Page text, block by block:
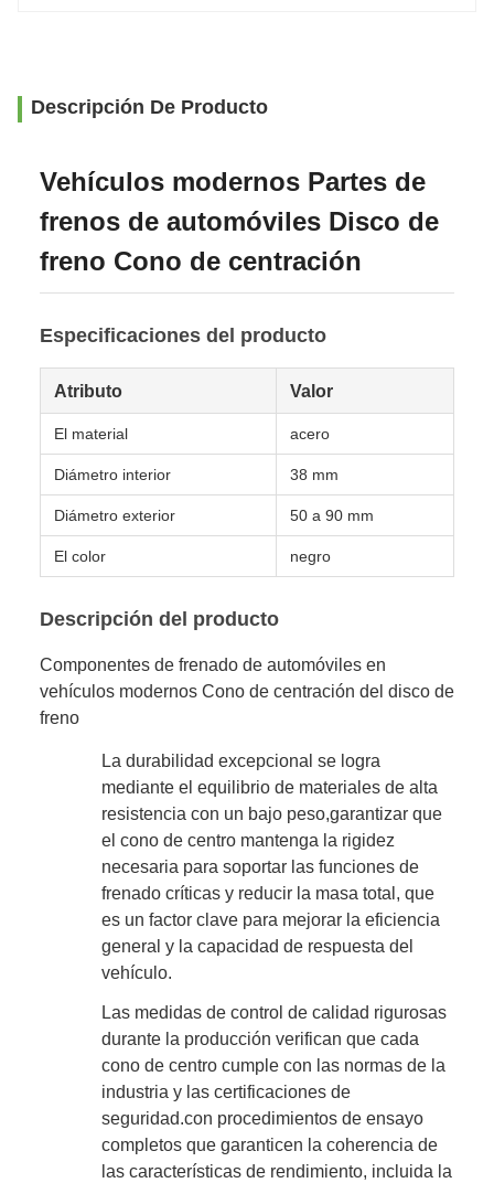
Descripción De Producto
Vehículos modernos Partes de
frenos de automóviles Disco de
freno Cono de centración
Especificaciones del producto
Atributo Valor
El material acero
Diámetro interior 38 mm
Diámetro exterior 50 a 90 mm
El color negro
Descripción del producto
Componentes de frenado de automóviles en
vehículos modernos Cono de centración del disco de
freno
La durabilidad excepcional se logra
mediante el equilibrio de materiales de alta
resistencia con un bajo peso,garantizar que
el cono de centro mantenga la rigidez
necesaria para soportar las funciones de
frenado críticas y reducir la masa total, que
es un factor clave para mejorar la eficiencia
general y la capacidad de respuesta del
vehículo.
Las medidas de control de calidad rigurosas
durante la producción verifican que cada
cono de centro cumple con las normas de la
industria y las certificaciones de
seguridad.con procedimientos de ensayo
completos que garanticen la coherencia de
las características de rendimiento, incluida la